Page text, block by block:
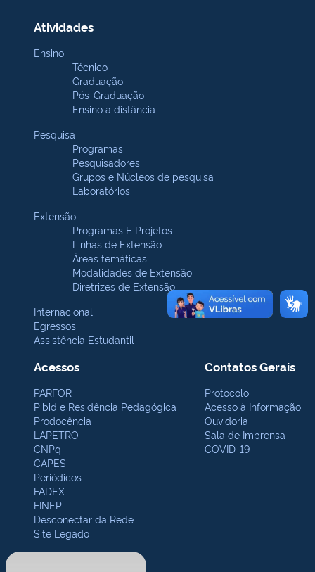
Atividades
Ensino
Técnico
Graduação
Pós-Graduação
Ensino a distância
Pesquisa
Programas
Pesquisadores
Grupos e Núcleos de pesquisa
Laboratórios
Extensão
Programas E Projetos
Linhas de Extensão
Áreas temáticas
Modalidades de Extensão
Diretrizes de Extensão
Internacional
Egressos
Assistência Estudantil
Acessos
PARFOR
Pibid e Residência Pedagógica
Prodocência
LAPETRO
CNPq
CAPES
Periódicos
FADEX
FINEP
Desconectar da Rede
Site Legado
Contatos Gerais
Protocolo
Acesso à Informação
Ouvidoria
Sala de Imprensa
COVID-19